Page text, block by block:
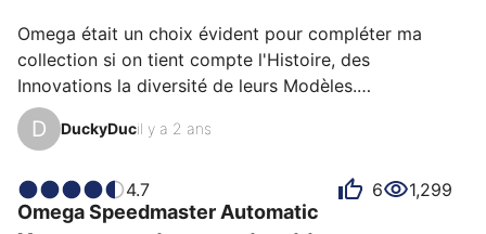
Omega était un choix évident pour compléter ma
collection si on tient compte l'Histoire, des
Innovations la diversité de leurs Modèles.
Etant à la Recherche d'un chronographe La Speed
Au fur et à mesure de mes recherches et mûres
réflexions : les dimensions de la SM Professionnel
D DuckyDucil y a 2 ans
4.7 6 1,299
OmegaSpeedmaster Automatic